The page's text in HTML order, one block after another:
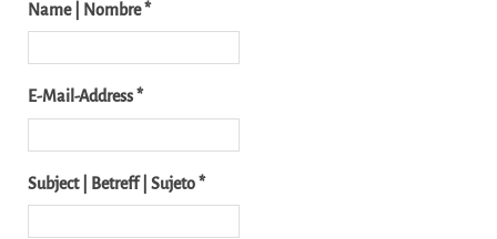
Name | Nombre *
E-Mail-Address *
Subject | Betreff | Sujeto *